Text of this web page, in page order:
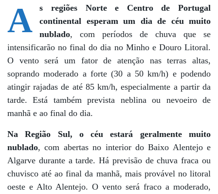
A
s regiões Norte e Centro de Portugal
continental esperam um dia de céu muito
nublado, com períodos de chuva que se
intensificarão no final do dia no Minho e Douro Litoral.
O vento será um fator de atenção nas terras altas,
soprando moderado a forte (30 a 50 km/h) e podendo
atingir rajadas de até 85 km/h, especialmente a partir da
tarde. Está também prevista neblina ou nevoeiro de
manhã e ao final do dia.
Na Região Sul, o céu estará geralmente muito
nublado, com abertas no interior do Baixo Alentejo e
Algarve durante a tarde. Há previsão de chuva fraca ou
chuvisco até ao final da manhã, mais provável no litoral
oeste e Alto Alentejo. O vento será fraco a moderado,